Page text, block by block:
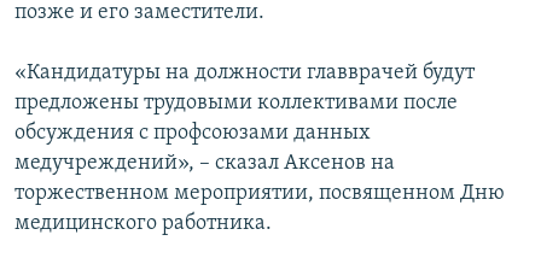
позже и его заместители.
«Кандидатуры на должности главврачей будут
предложены трудовыми коллективами после
обсуждения с профсоюзами данных
медучреждений», – сказал Аксенов на
торжественном мероприятии, посвященном Дню
медицинского работника.